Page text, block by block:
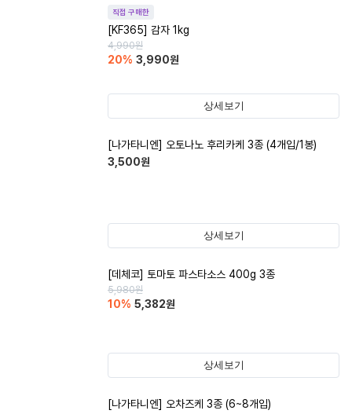
직접 구매한
[KF365] 감자 1kg
4,990원
20% 3,990원
상세보기
[나가타니엔] 오토나노 후리카케 3종 (4개입/1봉)
3,500원
상세보기
[데체코] 토마토 파스타소스 400g 3종
5,980원
10% 5,382원
상세보기
[나가타니엔] 오차즈케 3종 (6~8개입)